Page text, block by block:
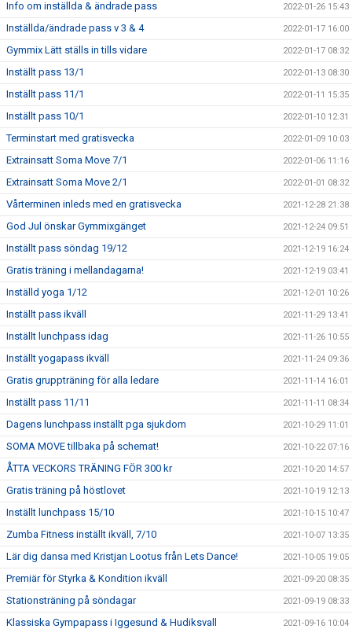
Info om inställda & ändrade pass 2022-01-26 15:43
Inställda/ändrade pass v 3 & 4 2022-01-17 16:00
Gymmix Lätt ställs in tills vidare 2022-01-17 08:32
Inställt pass 13/1 2022-01-13 08:30
Inställt pass 11/1 2022-01-11 15:35
Inställt pass 10/1 2022-01-10 12:31
Terminstart med gratisvecka 2022-01-09 10:03
Extrainsatt Soma Move 7/1 2022-01-06 11:16
Extrainsatt Soma Move 2/1 2022-01-01 08:32
Vårterminen inleds med en gratisvecka 2021-12-28 21:38
God Jul önskar Gymmixgänget 2021-12-24 09:51
Inställt pass söndag 19/12 2021-12-19 16:24
Gratis träning i mellandagarna! 2021-12-19 03:41
Inställd yoga 1/12 2021-12-01 10:26
Inställt pass ikväll 2021-11-29 13:41
Inställt lunchpass idag 2021-11-26 10:55
Inställt yogapass ikväll 2021-11-24 09:36
Gratis gruppträning för alla ledare 2021-11-14 16:01
Inställt pass 11/11 2021-11-11 08:34
Dagens lunchpass inställt pga sjukdom 2021-10-29 11:01
SOMA MOVE tillbaka på schemat! 2021-10-22 07:16
ÅTTA VECKORS TRÄNING FÖR 300 kr 2021-10-20 14:57
Gratis träning på höstlovet 2021-10-19 12:13
Inställt lunchpass 15/10 2021-10-15 10:47
Zumba Fitness inställt ikväll, 7/10 2021-10-07 13:35
Lär dig dansa med Kristjan Lootus från Lets Dance! 2021-10-05 19:05
Premiär för Styrka & Kondition ikväll 2021-09-20 08:35
Stationsträning på söndagar 2021-09-19 08:33
Klassiska Gympapass i Iggesund & Hudiksvall 2021-09-16 10:04